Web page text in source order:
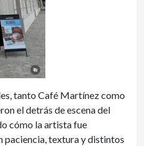
tanto Café Martínez como
el detrás de escena del
cómo la artista fue
paciencia, textura y distintos